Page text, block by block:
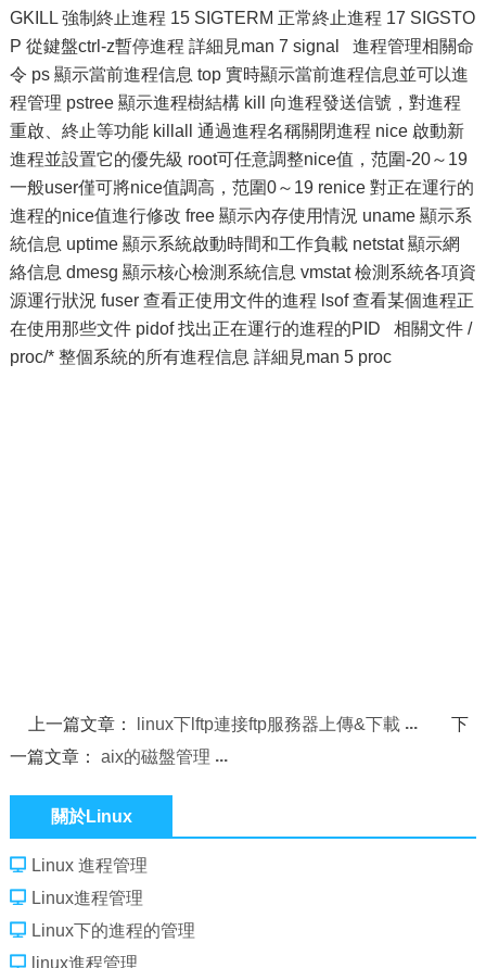
GKILL 強制終止進程 15 SIGTERM 正常終止進程 17 SIGSTO
P 從鍵盤ctrl-z暫停進程 詳細見man 7 signal 進程管理相關命
令 ps 顯示當前進程信息 top 實時顯示當前進程信息並可以進
程管理 pstree 顯示進程樹結構 kill 向進程發送信號，對進程
重啟、終止等功能 killall 通過進程名稱關閉進程 nice 啟動新
進程並設置它的優先級 root可任意調整nice值，范圍-20～19
一般user僅可將nice值調高，范圍0～19 renice 對正在運行的
進程的nice值進行修改 free 顯示內存使用情況 uname 顯示系
統信息 uptime 顯示系統啟動時間和工作負載 netstat 顯示網
絡信息 dmesg 顯示核心檢測系統信息 vmstat 檢測系統各項資
源運行狀況 fuser 查看正使用文件的進程 lsof 查看某個進程正
在使用那些文件 pidof 找出正在運行的進程的PID 相關文件 /
proc/* 整個系統的所有進程信息 詳細見man 5 proc
上一篇文章： linux下lftp連接ftp服務器上傳&下載
下
一篇文章： aix的磁盤管理
關於Linux
Linux 進程管理
Linux進程管理
Linux下的進程的管理
linux進程管理